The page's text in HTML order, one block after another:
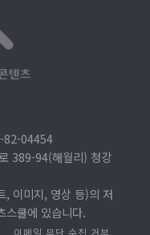
82-04454
389-94(해월리) 청강
, 이미지, 영상 등)의 저
스쿨에 있습니다.